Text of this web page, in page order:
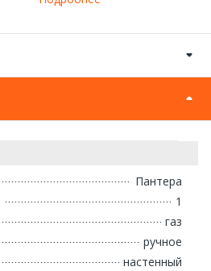
Пантера
1
газ
ручное
настенный